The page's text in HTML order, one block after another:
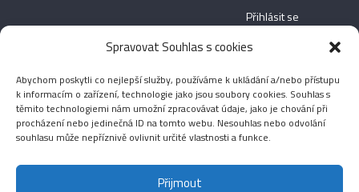
Spravovat Souhlas s cookies
Abychom poskytli co nejlepší služby, používáme k ukládání a/nebo přístupu
k informacím o zařízení, technologie jako jsou soubory cookies. Souhlas s
těmito technologiemi nám umožní zpracovávat údaje, jako je chování při
procházení nebo jedinečná ID na tomto webu. Nesouhlas nebo odvolání
souhlasu může nepříznivě ovlivnit určité vlastnosti a funkce.
Přijmout
Přihlásit se
Zdroj kanálů
Kanál komentářů
Česká lokalizace